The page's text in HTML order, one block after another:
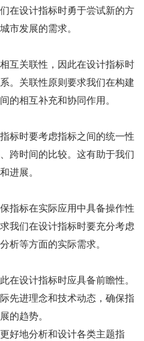
在设计指标时勇于尝试新的方
市发展的需求。
互关联性，因此在设计指标时
。关联性原则要求我们在构建
的相互补充和协同作用。
标时要考虑指标之间的统一性
跨时间的比较。这有助于我们
进展。
指标在实际应用中具备操作性
我们在设计指标时要充分考虑
析等方面的实际需求。
在设计指标时应具备前瞻性。
先进理念和技术动态，确保指
的趋势。
好地分析和设计各类主题指